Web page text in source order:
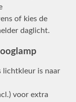
of kies de
daglicht.
lichtkleur is naar
voor extra